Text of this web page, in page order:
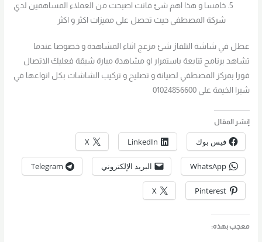
خامسا و هذا اهم شئ فانت اصبحت من العملاء المساهمين لدي
شركة المصطفي حيث تحصل علي مميزات اكثر و اكثر
عطل في شاشة التلفاز شئ مزعج اثناء المشاهدة و خصوصا عندما
تشاهد برنامج تتابعة باستمرار او مشاهدة مبارة شيقة فعليك الاتصال
فورا بمركز المصطفي لصيانة و تصليح و تركيب الشاشات بكل انواعها في
شبرا الخيمة علي 01024856600
إنشر المقال
فيس بوك LinkedIn
X
WhatsApp البريد الإلكتروني Telegram
Pinterest
X
معجب بهذه: